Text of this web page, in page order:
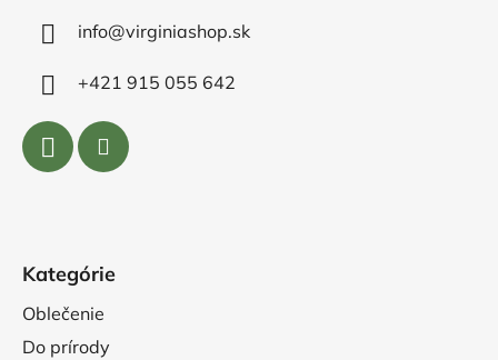
info@virginiashop.sk
+421 915 055 642
Kategórie
Oblečenie
Do prírody